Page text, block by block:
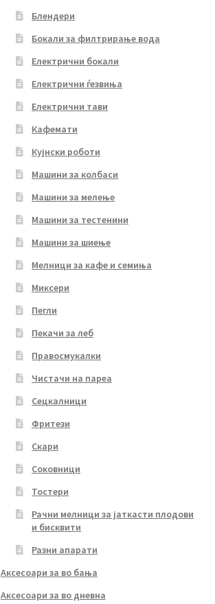
Блендери
Бокали за филтрирање вода
Електрични бокали
Електрични ѓезвиња
Електрични тави
Кафемати
Кујнски роботи
Машини за колбаси
Машини за мелење
Машини за тестенини
Машини за шиење
Мелници за кафе и семиња
Миксери
Пегли
Пекачи за леб
Правосмукалки
Чистачи на пареа
Сецкалници
Фритези
Скари
Соковници
Тостери
Рачни мелници за јаткасти плодови
и бисквити
Разни апарати
Аксесоари за во бања
Аксесоари за во дневна